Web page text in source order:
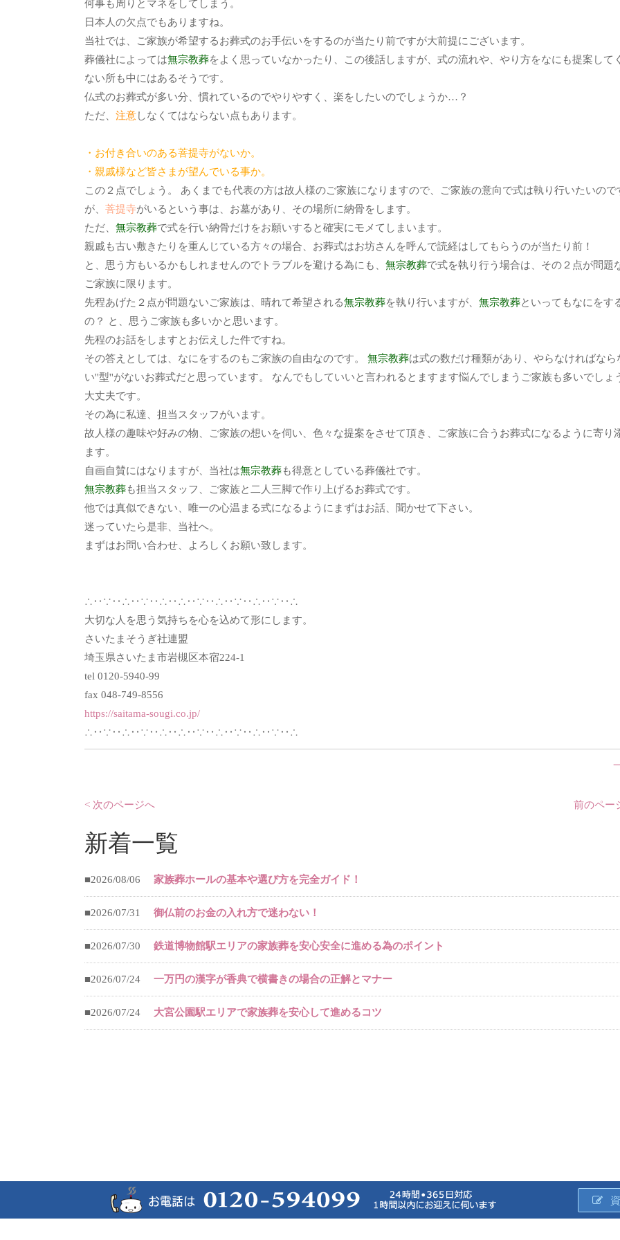
何事も周りとマネをしてしまう。
日本人の欠点でもありますね。
当社では、ご家族が希望するお葬式のお手伝いをするのが当たり前ですが大前提にございます。
葬儀社によっては無宗教葬をよく思っていなかったり、この後話しますが、式の流れや、やり方をなにも提案して
ない所も中にはあるそうです。
仏式のお葬式が多い分、慣れているのでやりやすく、楽をしたいのでしょうか…？
ただ、 注意しなくてはならない点もあります。
・お付き合いのある菩提寺がないか。
・親戚様など皆さまが望んでいる事か。
この２点でしょう。 あくまでも代表の方は故人様のご家族になりますので、ご家族の意向で式は執り行いたいので
が、 菩提寺がいるという事は、お墓があり、その場所に納骨をします。
ただ、 無宗教葬で式を行い納骨だけをお願いすると確実にモメてしまいます。
親戚も古い敷きたりを重んじている方々の場合、お葬式はお坊さんを呼んで読経はしてもらうのが当たり前！
と、思う方もいるかもしれませんのでトラブルを避ける為にも、 無宗教葬で式を執り行う場合は、その２点が問題
ご家族に限ります。
先程あげた２点が問題ないご家族は、晴れて希望される無宗教葬を執り行いますが、 無宗教葬といってもなにをす
の？ と、思うご家族も多いかと思います。
先程のお話をしますとお伝えした件ですね。
その答えとしては、なにをするのもご家族の自由なのです。 無宗教葬は式の数だけ種類があり、やらなければなら
い''型''がないお葬式だと思っています。 なんでもしていいと言われるとますます悩んでしまうご家族も多いでしょ
大丈夫です。
その為に私達、担当スタッフがいます。
故人様の趣味や好みの物、ご家族の想いを伺い、色々な提案をさせて頂き、ご家族に合うお葬式になるように寄り
ます。
自画自賛にはなりますが、当社は無宗教葬も得意としている葬儀社です。
無宗教葬も担当スタッフ、ご家族と二人三脚で作り上げるお葬式です。
他では真似できない、唯一の心温まる式になるようにまずはお話、聞かせて下さい。
迷っていたら是非、当社へ。
まずはお問い合わせ、よろしくお願い致します。
∴‥∵‥∴‥∵‥∴‥∴‥∵‥∴‥∵‥∴‥∵‥∴
大切な人を思う気持ちを心を込めて形にします。
さいたまそうぎ社連盟
埼玉県さいたま市岩槻区本宿224-1
tel 0120-5940-99
fax 048-749-8556
https://saitama-sougi.co.jp/
∴‥∵‥∴‥∵‥∴‥∴‥∵‥∴‥∵‥∴‥∵‥∴
< 次のページへ 前のペー
新着一覧
■2026/08/06 家族葬ホールの基本や選び方を完全ガイド！
■2026/07/31 御仏前のお金の入れ方で迷わない！
■2026/07/30 鉄道博物館駅エリアの家族葬を安心安全に進める為のポイント
■2026/07/24 一万円の漢字が香典で横書きの場合の正解とマナー
■2026/07/24 大宮公園駅エリアで家族葬を安心して進めるコツ